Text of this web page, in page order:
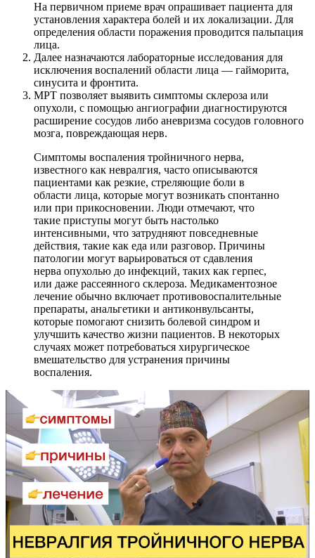
На первичном приеме врач опрашивает пациента для
установления характера болей и их локализации. Для
определения области поражения проводится пальпация
лица.
Далее назначаются лабораторные исследования для
исключения воспалений области лица — гайморита,
синусита и фронтита.
МРТ позволяет выявить симптомы склероза или
опухоли, с помощью ангиографии диагностируются
расширение сосудов либо аневризма сосудов головного
мозга, повреждающая нерв.
Симптомы воспаления тройничного нерва,
известного как невралгия, часто описываются
пациентами как резкие, стреляющие боли в
области лица, которые могут возникать спонтанно
или при прикосновении. Люди отмечают, что
такие приступы могут быть настолько
интенсивными, что затрудняют повседневные
действия, такие как еда или разговор. Причины
патологии могут варьироваться от сдавления
нерва опухолью до инфекций, таких как герпес,
или даже рассеянного склероза. Медикаментозное
лечение обычно включает противовоспалительные
препараты, анальгетики и антиконвульсанты,
которые помогают снизить болевой синдром и
улучшить качество жизни пациентов. В некоторых
случаях может потребоваться хирургическое
вмешательство для устранения причины
воспаления.